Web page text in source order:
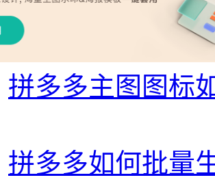
拼多多主图图标
拼多多如何批量